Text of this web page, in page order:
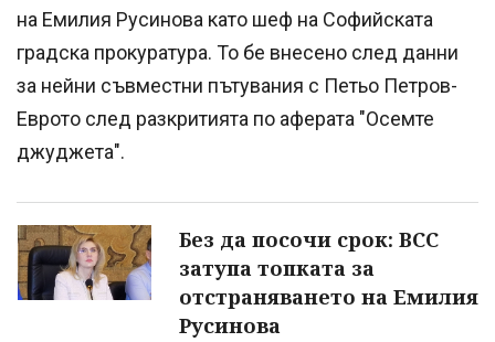
на Емилия Русинова като шеф на Софийската
градска прокуратура. То бе внесено след данни
за нейни съвместни пътувания с Петьо Петров-
Еврото след разкритията по аферата "Осемте
джуджета".
Без да посочи срок: ВСС
затупа топката за
отстраняването на Емилия
Русинова